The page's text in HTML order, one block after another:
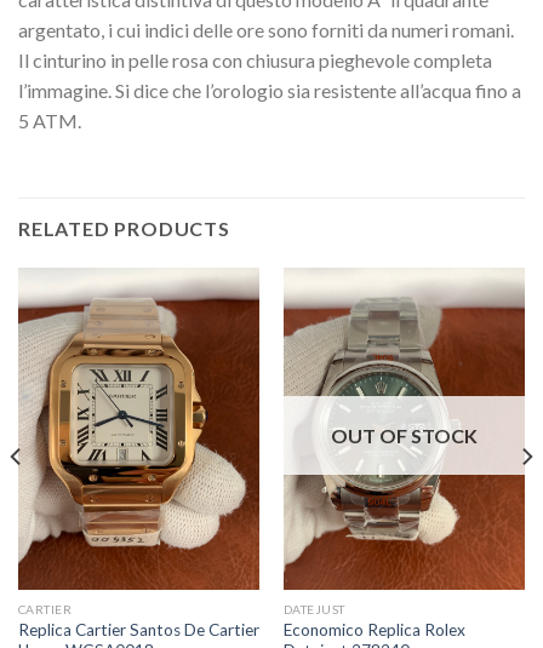
argentato, i cui indici delle ore sono forniti da numeri romani.
Il cinturino in pelle rosa con chiusura pieghevole completa
l’immagine. Si dice che l’orologio sia resistente all’acqua fino a
5 ATM.
RELATED PRODUCTS
CARTIER
Replica Cartier Santos De Cartier
OUT OF STOCK
DATEJUST
Economico Replica Rolex